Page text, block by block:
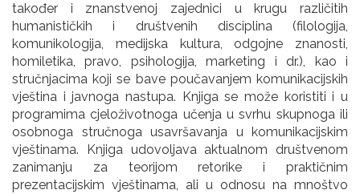
također i znanstvenoj zajednici u krugu različitih
humanističkih i društvenih disciplina (filologija,
komunikologija, medijska kultura, odgojne znanosti,
homiletika, pravo, psihologija, marketing i dr.), kao i
stručnjacima koji se bave poučavanjem komunikacijskih
vještina i javnoga nastupa. Knjiga se može koristiti i u
programima cjeloživotnoga učenja u svrhu skupnoga ili
osobnoga stručnoga usavršavanja u komunikacijskim
vještinama. Knjiga udovoljava aktualnom društvenom
zanimanju za teorijom retorike i praktičnim
prezentacijskim vještinama, ali u odnosu na mnoštvo